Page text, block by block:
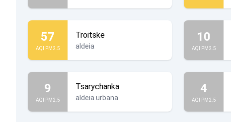
57
AQI PM2.5
Troitske
aldeia
10
AQI PM2.5
9
AQI PM2.5
Tsarychanka
aldeia urbana
4
AQI PM2.5